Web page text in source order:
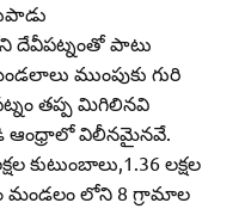
దేవీపట్నంతో పాటు
ముంపుకు గురి
తప్ప మిగిలినవి
ఆంధ్రాలో విలీనమైనవే.
కుటుంబాలు,1.36 లక్షల
మండలం లోని 8 గ్రామాల